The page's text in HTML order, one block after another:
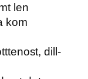
len
kom
dill-